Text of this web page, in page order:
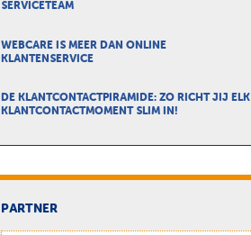
SERVICETEAM
WEBCARE IS MEER DAN ONLINE
KLANTENSERVICE
DE KLANTCONTACTPIRAMIDE: ZO RICHT JIJ ELK
KLANTCONTACTMOMENT SLIM IN!
PARTNER